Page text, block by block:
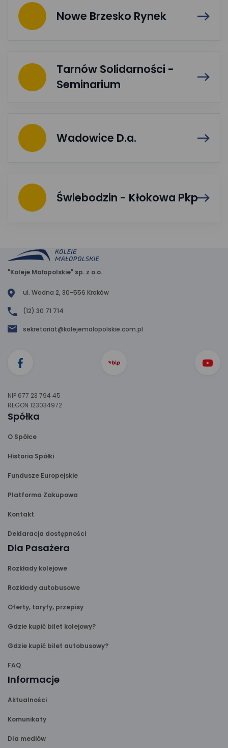
Nowe Brzesko Rynek
Tarnów Solidarności -
Seminarium
Wadowice D.a.
Świebodzin - Kłokowa Pkp
"Koleje Małopolskie" sp. z o.o.
ul. Wodna 2, 30-556 Kraków
(12) 30 71 714
sekretariat@kolejemalopolskie.com.pl
NIP 677 23 794 45
REGON 123034972
Spółka
O Spółce
Historia Spółki
Fundusze Europejskie
Platforma Zakupowa
Kontakt
Deklaracja dostępności
Dla Pasażera
Rozkłady kolejowe
Rozkłady autobusowe
Oferty, taryfy, przepisy
Gdzie kupić bilet kolejowy?
Gdzie kupić bilet autobusowy?
FAQ
Informacje
Aktualności
Komunikaty
Dla mediów